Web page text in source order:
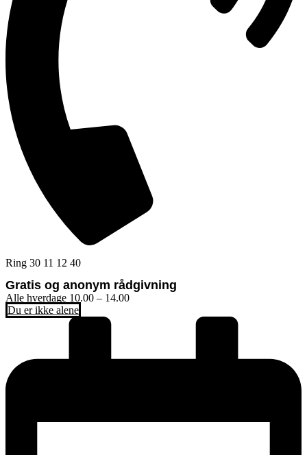
Ring 30 11 12 40
Gratis og anonym rådgivning
Alle hverdage 10.00 – 14.00
Du er ikke alene